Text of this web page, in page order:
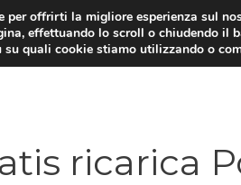
ricarica
per offrirti la migliore esperienza sul
effettuando lo scroll o chiudendo il
su quali cookie stiamo utilizzando o